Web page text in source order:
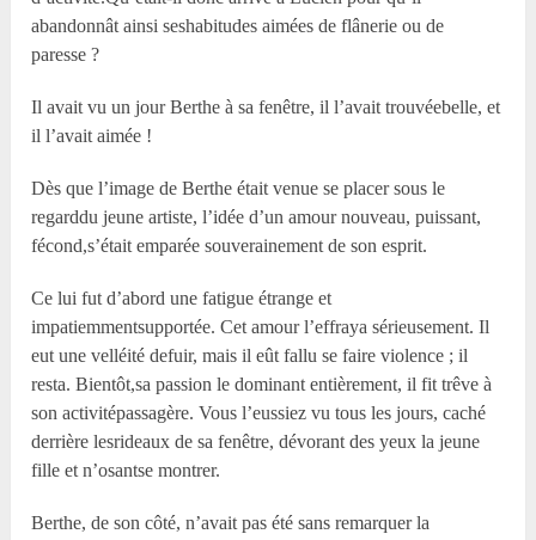
abandonnât ainsi seshabitudes aimées de flânerie ou de
paresse ?
Il avait vu un jour Berthe à sa fenêtre, il l’avait trouvéebelle, et
il l’avait aimée !
Dès que l’image de Berthe était venue se placer sous le
regarddu jeune artiste, l’idée d’un amour nouveau, puissant,
fécond,s’était emparée souverainement de son esprit.
Ce lui fut d’abord une fatigue étrange et
impatiemmentsupportée. Cet amour l’effraya sérieusement. Il
eut une velléité defuir, mais il eût fallu se faire violence ; il
resta. Bientôt,sa passion le dominant entièrement, il fit trêve à
son activitépassagère. Vous l’eussiez vu tous les jours, caché
derrière lesrideaux de sa fenêtre, dévorant des yeux la jeune
fille et n’osantse montrer.
Berthe, de son côté, n’avait pas été sans remarquer la